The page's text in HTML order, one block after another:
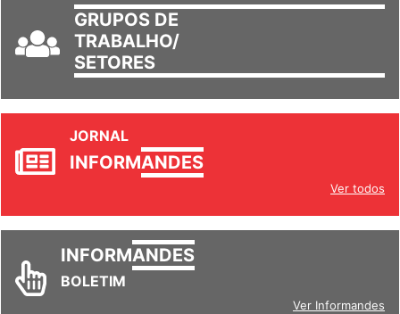
GRUPOS DE
TRABALHO/
SETORES
JORNAL
INFORMANDES
Ver todos
INFORMANDES
BOLETIM
Ver Informandes